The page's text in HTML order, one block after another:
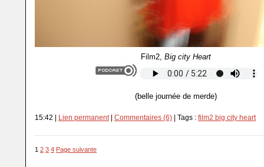
Film2, Big city Heart
(belle journée de merde)
15:42 | Lien permanent| Commentaires (6) | Tags : film2 big city heart
1 2 3 4 Page suivante